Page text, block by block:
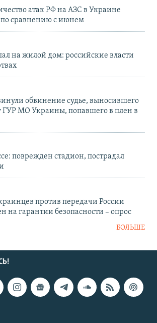
атак РФ на АЗС в Украине
по сравнению с июнем
на жилой дом: российские власти
обвинение судье, выносившего
ГУР МО Украины, попавшего в плен в
поврежден стадион, пострадал
против передачи России
на гарантии безопасности – опрос
БОЛЬШЕ